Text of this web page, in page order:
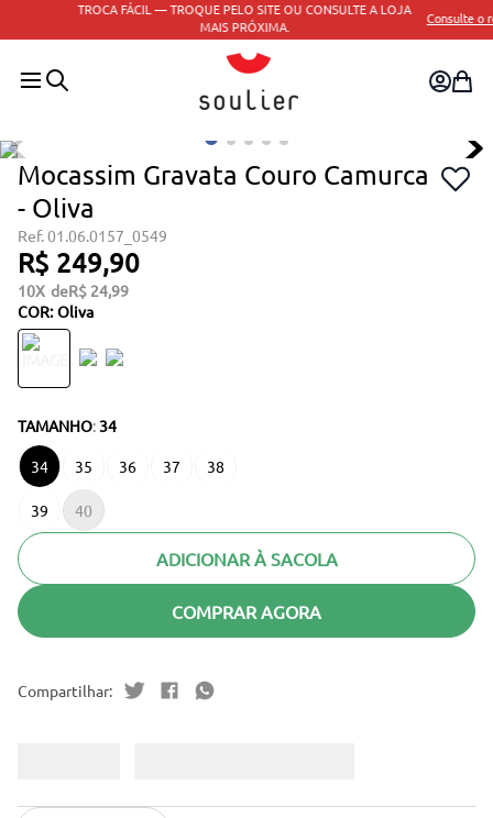
TROCA FÁCIL — TROQUE PELO SITE OU CONSULTE A LOJA
MAIS PRÓXIMA.
Consulte o regulamento
Mocassim Gravata Couro Camurca
- Oliva
01.06.0157_0549
R$ 249,90
10 R$ 24,99
COR: Oliva
TAMANHO: 34
34 35 36 37 38
39 40
ADICIONAR À SACOLA
COMPRAR AGORA